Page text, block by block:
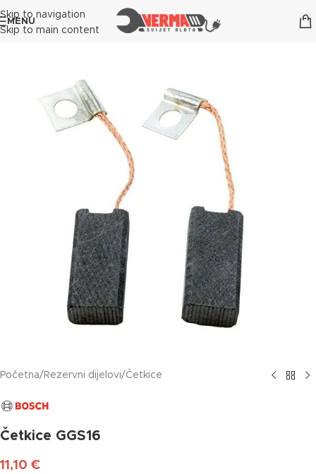
Skip to navigation
Skip to main content
MENU
Početna/ Rezervni dijelovi/Četkice
Četkice GGS16
11,10 €